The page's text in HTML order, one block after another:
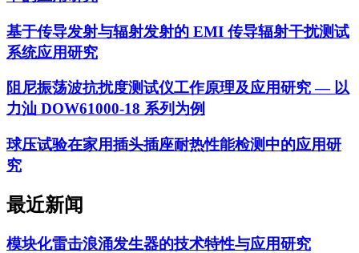
基于传导发射与辐射发射的 EMI 传导辐射干扰测试
系统应用研究
阻尼振荡波抗扰度测试仪工作原理及应用研究 — 以
力汕 DOW61000-18 系列为例
球压试验在家用插头插座耐热性能检测中的应用研
究
最近新闻
模块化雷击浪涌发生器的技术特性与应用研究